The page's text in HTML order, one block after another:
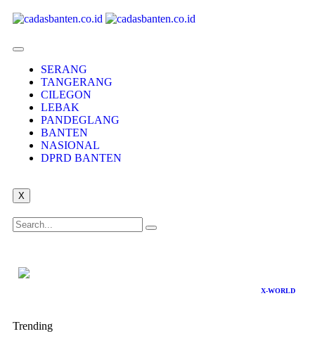
SERANG
TANGERANG
CILEGON
LEBAK
PANDEGLANG
BANTEN
NASIONAL
DPRD BANTEN
X
X-WORLD
Trending